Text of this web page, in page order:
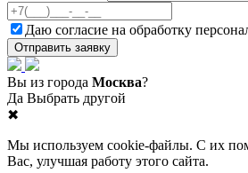
Даю согласие на обработку
Вы из города Москва?
Да Выбрать другой
✖
Мы используем cookie-файлы. С их
Вас, улучшая работу этого сайта.